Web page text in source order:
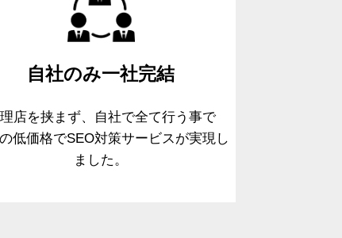
自社のみ一社完結
店を挟まず、自社で全て行う事で
低価格でSEO対策サービスが実現し
ました。